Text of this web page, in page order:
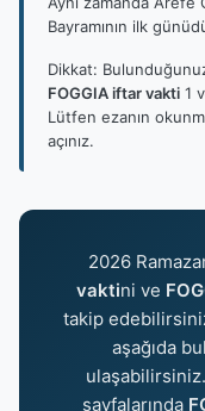
Bayramının ilk
Dikkat:
FOGGIA iftar vakti 1
Lütfen ezanın
açınız.
2026
vaktini ve
takip
aşağıda
sayfalarında